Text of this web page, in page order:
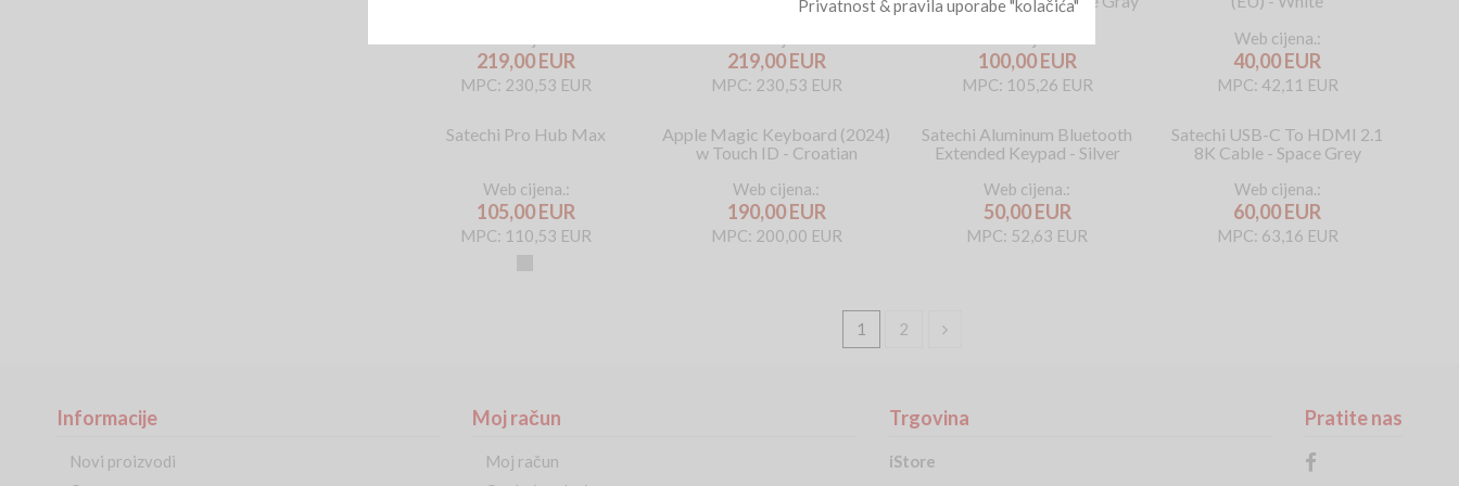
219,00 EUR
MPC: 230,53 EUR
Keypad - International - White
219,00 EUR
MPC: 230,53 EUR
100,00 EUR
MPC: 105,26 EUR
Web cijena.:
40,00 EUR
MPC: 42,11 EUR
Satechi Pro Hub Max
Web cijena.:
105,00 EUR
MPC: 110,53 EUR
Space
Apple Magic Keyboard (2024)
w Touch ID - Croatian
Web cijena.:
190,00 EUR
MPC: 200,00 EUR
Satechi Aluminum Bluetooth
Extended Keypad - Silver
Web cijena.:
50,00 EUR
MPC: 52,63 EUR
Satechi USB-C To HDMI 2.1
8K Cable - Space Grey
Web cijena.:
60,00 EUR
MPC: 63,16 EUR
1 2
Informacije
Novi proizvodi
Moj račun
Moj račun
Trgovina
iStore
Privatnost & pravila uporabe "kolačića"
Pratite nas